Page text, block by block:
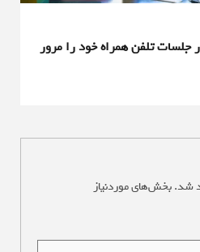
تلفن همراه خود را مرور
شد.بخش‌های موردنیاز